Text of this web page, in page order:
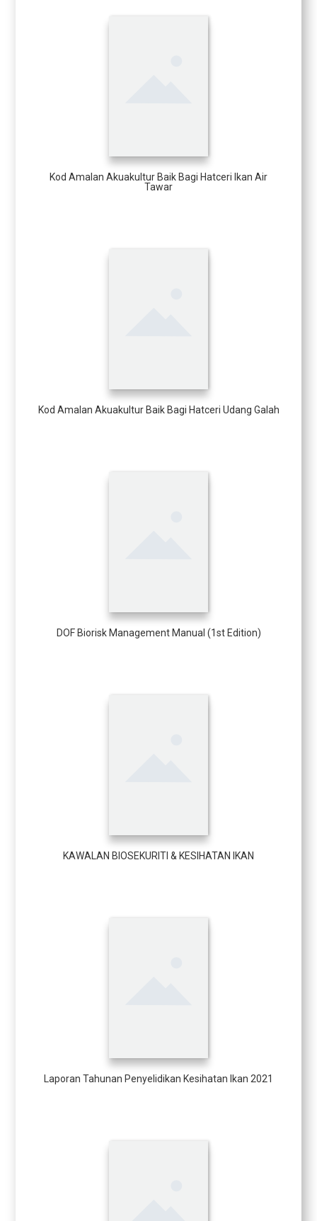
Kod Amalan Akuakultur Baik Bagi Hatceri Ikan Air
Tawar
Kod Amalan Akuakultur Baik Bagi Hatceri Udang Galah
DOF Biorisk Management Manual (1st Edition)
KAWALAN BIOSEKURITI & KESIHATAN IKAN
Laporan Tahunan Penyelidikan Kesihatan Ikan 2021